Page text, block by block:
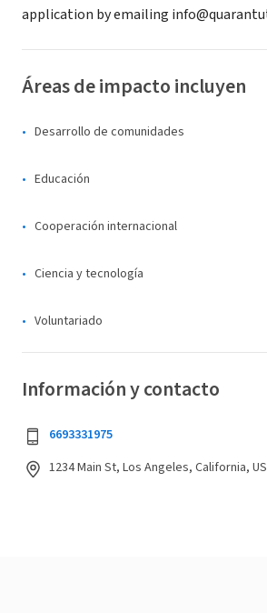
application by emailing
Áreas de impacto incluyen
Desarrollo de comunidades
Educación
Cooperación internacional
Ciencia y tecnología
Voluntariado
Información y contacto
6693331975
1234 Main St, Los Angeles, California, US